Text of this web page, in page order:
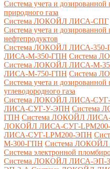
Система учета и
природного газа
Система ЛОКОЙЛ ЛИСА-СПГ
Система учета и дозированной
нефтепродуктов
Система ЛОКОЙЛ ЛИСА-350-
ЛИСА-М-350-ГПН Система
Система ЛОКОЙЛ ЛИСА-М-
ЛИСА-М-750-ГПН Система
Система учета и
углеводородного газа
Система ЛОКОЙЛ ЛИСА-
ЛИСА-СУГ-У-ЭПН Система
ГПН Система ЛОКОЙЛ
ЛОКОЙЛ ЛИСА-СУГ-
ЛИСА-СУГ-LPM200-ЭПН
М-300-ГПН Система
Система электронной
Система ЛОКОЙЛ ЛИСА-ЭП-3